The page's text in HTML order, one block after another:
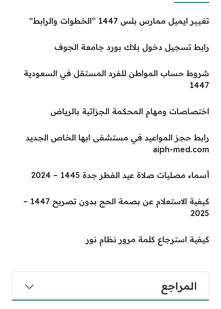
تغيير ايميل ممارس بلس 1447 “الخطوات والرابط”
رابط تسجيل دخول بلاك بورد جامعة الجوف
شروط حساب المواطن للفرد المستقل في السعودية
1447
اختصاصات ومهام المحكمة الجزائية بالرياض
رابط حجز المواعيد في مستشفى ابها الخاص الجديد
aiph-med.com
أسماء مصليات صلاة عيد الفطر جدة 1445 – 2024
كيفية الاستعلام عن بصمة الحج بدون تصريح 1447 –
2025
كيفية استرجاع كلمة مرور نظام نور
المراجع